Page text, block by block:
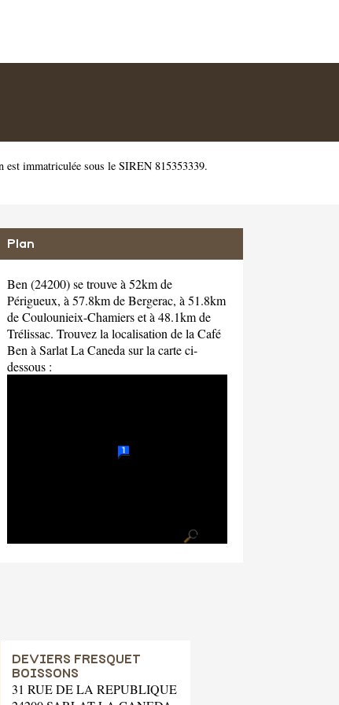
est immatriculée sous le SIREN 815353339.
Plan
Ben (24200) se trouve à 52km de
Périgueux, à 57.8km de Bergerac, à 51.8km
de Coulounieix-Chamiers et à 48.1km de
Trélissac. Trouvez la localisation de la Café
Ben à Sarlat La Caneda sur la carte ci-
dessous :
DEVIERS FRESQUET
BOISSONS
31 RUE DE LA REPUBLIQUE